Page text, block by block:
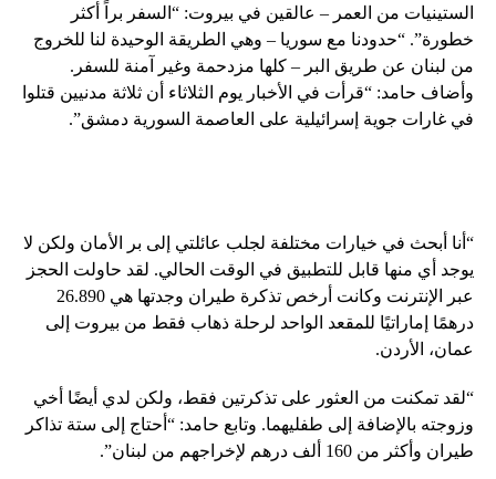
الستينيات من العمر – عالقين في بيروت: “السفر براً أكثر
خطورة”. “حدودنا مع سوريا – وهي الطريقة الوحيدة لنا للخروج
من لبنان عن طريق البر – كلها مزدحمة وغير آمنة للسفر.
وأضاف حامد: “قرأت في الأخبار يوم الثلاثاء أن ثلاثة مدنيين قتلوا
في غارات جوية إسرائيلية على العاصمة السورية دمشق”.
“أنا أبحث في خيارات مختلفة لجلب عائلتي إلى بر الأمان ولكن لا
يوجد أي منها قابل للتطبيق في الوقت الحالي. لقد حاولت الحجز
عبر الإنترنت وكانت أرخص تذكرة طيران وجدتها هي 26.890
درهمًا إماراتيًا للمقعد الواحد لرحلة ذهاب فقط من بيروت إلى
عمان، الأردن.
“لقد تمكنت من العثور على تذكرتين فقط، ولكن لدي أيضًا أخي
وزوجته بالإضافة إلى طفليهما. وتابع حامد: “أحتاج إلى ستة تذاكر
طيران وأكثر من 160 ألف درهم لإخراجهم من لبنان”.